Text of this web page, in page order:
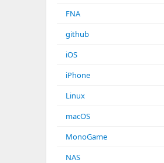
FNA
github
iOS
iPhone
Linux
macOS
MonoGame
NAS